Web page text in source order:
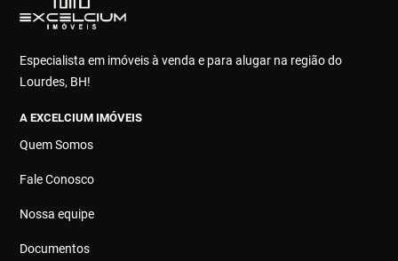
Especialista em imóveis à venda e para alugar na região do
Lourdes, BH!
A EXCELCIUM IMÓVEIS
Quem Somos
Fale Conosco
Nossa equipe
Documentos